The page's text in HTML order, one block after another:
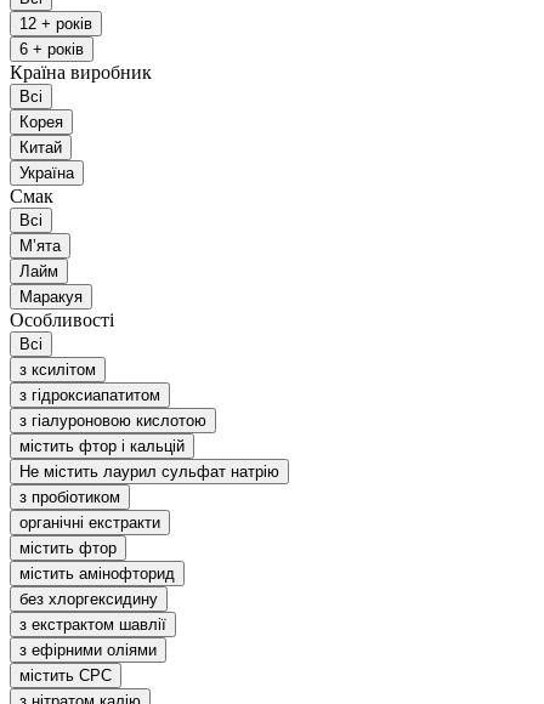
12 + років
6 + років
Країна виробник
Всі
Корея
Китай
Україна
Смак
Всі
Мʼята
Лайм
Маракуя
Особливості
Всі
з ксилітом
з гідроксиапатитом
з гіалуроновою кислотою
містить фтор і кальцій
Не містить лаурил сульфат натрію
з пробіотиком
органічні екстракти
містить фтор
містить амінофторид
без хлоргексидину
з екстрактом шавлії
з ефірними оліями
містить CPC